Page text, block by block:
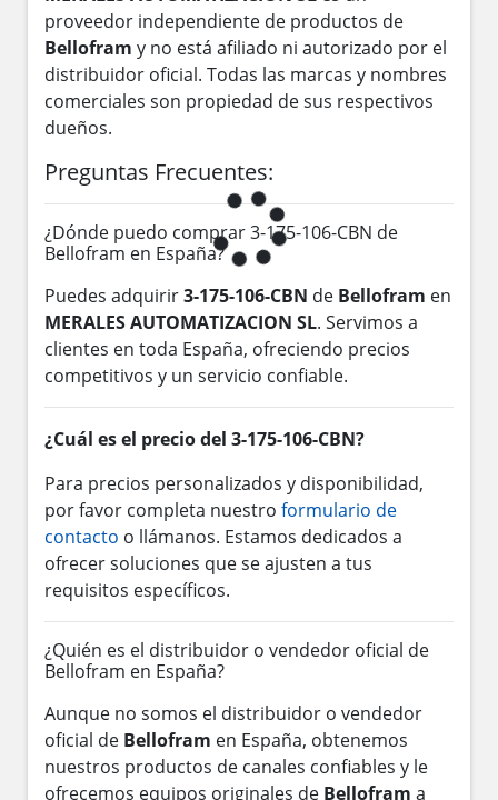
proveedor independiente de productos de
Bellofram y no está afiliado ni autorizado por el
distribuidor oficial. Todas las marcas y nombres
comerciales son propiedad de sus respectivos
dueños.
Preguntas Frecuentes:
¿Dónde puedo comprar 3-175-106-CBN de
Bellofram en España?
Puedes adquirir3-175-106-CBN de Bellofram en
MERALES AUTOMATIZACION SL. Servimos a
clientes en toda España, ofreciendo precios
competitivos y un servicio confiable.
¿Cuál es el precio del 3-175-106-CBN?
Para precios personalizados y disponibilidad,
por favor completa nuestro formulario de
contacto o llámanos. Estamos dedicados a
ofrecer soluciones que se ajusten a tus
requisitos específicos.
¿Quién es el distribuidor o vendedor oficial de
Bellofram en España?
Aunque no somos el distribuidor o vendedor
oficial de Bellofram en España, obtenemos
nuestros productos de canales confiables y le
ofrecemos equipos originales de Bellofram a